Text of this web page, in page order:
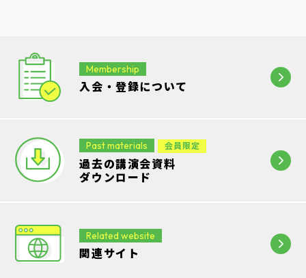
Membership
入会・登録について
Past materials 会員限定
過去の講演会資料
ダウンロード
Related website
関連サイト